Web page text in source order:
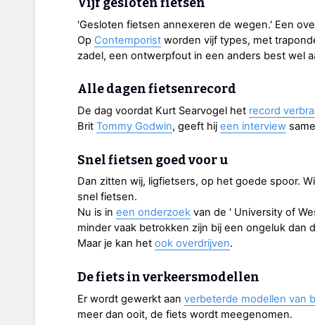
Vijf gesloten fietsen
'Gesloten fietsen annexeren de wegen.' Een
Op Contemporist worden vijf types, met
zadel, een ontwerpfout in een anders best wel
Alle dagen fietsenrecord
De dag voordat Kurt Searvogel het record
Brit Tommy Godwin, geeft hij een interview
Snel fietsen goed voor u
Dan zitten wij, ligfietsers, op het goede spoor.
snel fietsen.
Nu is in een onderzoek van de ' University of
minder vaak betrokken zijn bij een ongeluk dan
Maar je kan het ook overdrijven.
De fiets in verkeersmodellen
Er wordt gewerkt aan verbeterde modellen van
meer dan ooit, de fiets wordt meegenomen.